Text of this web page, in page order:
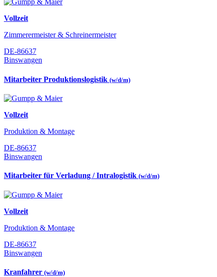
Vollzeit
Zimmerermeister & Schreinermeister
DE-86637
Binswangen
Mitarbeiter Produktionslogistik (w/d/m)
Vollzeit
Produktion & Montage
DE-86637
Binswangen
Mitarbeiter für Verladung / Intralogistik (w/d/m)
Vollzeit
Produktion & Montage
DE-86637
Binswangen
Kranfahrer (w/d/m)